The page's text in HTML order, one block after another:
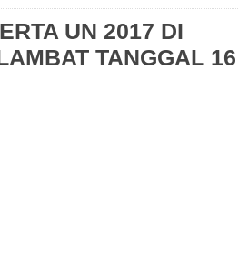
UN 2017 DI
TANGGAL 16